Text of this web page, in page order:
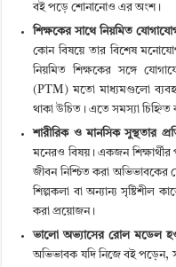
বই পড়ে শোনানোও এর অংশ।
শিক্ষকের সাথে নিয়মিত
কোন বিষয়ে তার বিশেষ
নিয়মিত শিক্ষকের সঙ্গে
(PTM) মতো মাধ্যমগুলো
থাকা উচিত। এতে সমস্যা
শারীরিক ও মানসিক সুস্থতার
মনেরও বিষয়। একজন শিক্ষার্থীর
জীবন নিশ্চিত করা অভিভাবকের
শিল্পকলা বা অন্যান্য সৃষ্টিশীল
করা প্রয়োজন।
ভালো অভ্যাসের রোল মডেল
অভিভাবক যদি নিজে বই পড়েন,